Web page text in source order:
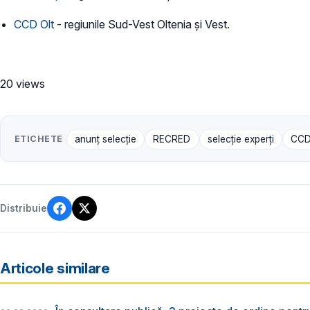
CCD Olt - regiunile Sud-Vest Oltenia și Vest.
20 views
ETICHETE anunț selecție RECRED selecție experți
Distribuie
Articole similare